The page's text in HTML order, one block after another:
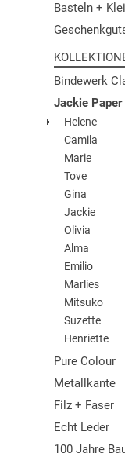
Basteln +
Bindewerk
Jackie Paper
Helene
Camila
Marie
Tove
Gina
Jackie
Olivia
Alma
Emilio
Marlies
Mitsuko
Suzette
Henriette
Pure Colour
Metallkante
Filz + Faser
Echt Leder
100 Jahre